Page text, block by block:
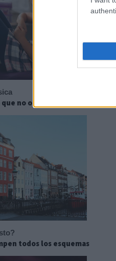
no olvidas tiene una
todos los esquemas